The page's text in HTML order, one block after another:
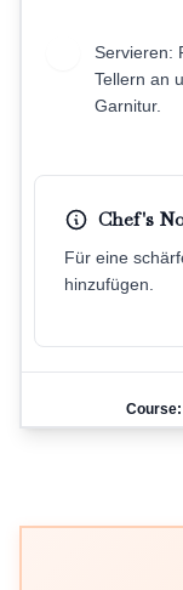
Servieren:
Tellern an
Garnitur.
Chef's
Für eine
hinzufügen.
Course: